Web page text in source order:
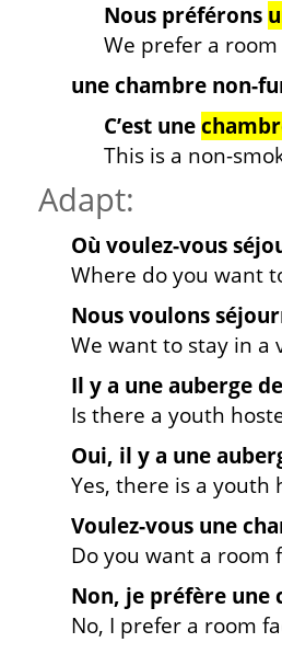
Nous préférons
We prefer a
une chambre non-
C’est une
This is a non-
Adapt:
Où voulez-vous
Where do you want
Nous voulons
We want to stay in a
Il y a une auberge
Is there a youth
Oui, il y a une
Yes, there is a
Voulez-vous une
Do you want a room
Non, je préfère une
No, I prefer a room